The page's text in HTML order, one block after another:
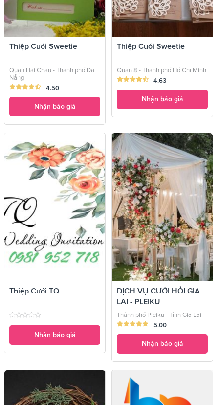
Thiệp Cưới Sweetie
Quận Hải Châu - Thành phố Đà
Nẵng
4.50
Nhận báo giá
Thiệp Cưới Sweetie
Quận 8 - Thành phố Hồ Chí Minh
4.63
Nhận báo giá
Thiệp Cưới TQ
Nhận báo giá
DỊCH VỤ CƯỚI HỎI GIA
LAI - PLEIKU
Thành phố Pleiku - Tỉnh Gia Lai
5.00
Nhận báo giá